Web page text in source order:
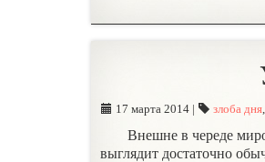
17 марта 2014 | злоба дня,
Внешне в череде
выглядит достаточно